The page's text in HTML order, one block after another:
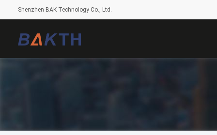
Shenzhen BAK Technology Co., Ltd.